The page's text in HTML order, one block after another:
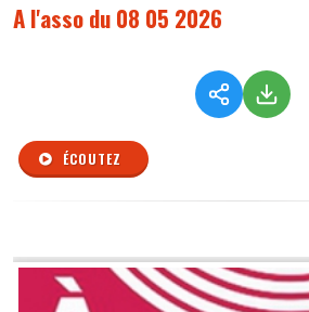
A l'asso du 08 05 2026
ÉCOUTEZ